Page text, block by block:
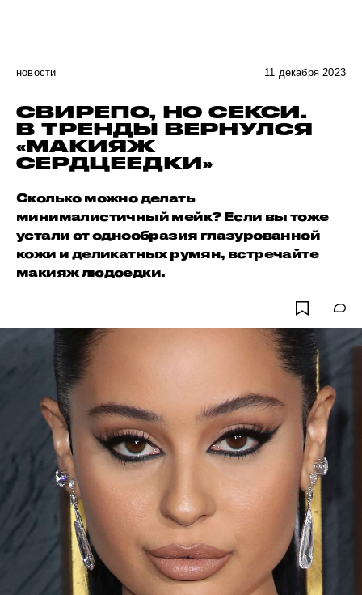
новости 11 декабря 2023
СВИРЕПО, НО СЕКСИ.
В ТРЕНДЫ ВЕРНУЛСЯ
«МАКИЯЖ
СЕРДЦЕЕДКИ»
Сколько можно делать
минималистичный мейк? Если вы тоже
устали от однообразия глазурованной
кожи и деликатных румян, встречайте
макияж людоедки.